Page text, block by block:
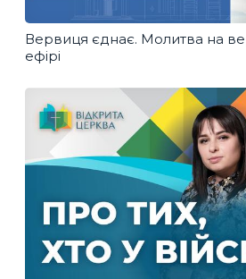
Вервиця єднає. Молитва на
ефірі